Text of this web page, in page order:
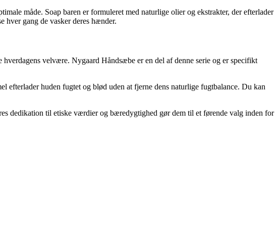
måde. Soap baren er formuleret med naturlige olier og ekstrakter, der efterlader
hver gang de vasker deres hænder.
velvære. Nygaard Håndsæbe er en del af denne serie og er specifikt
huden fugtet og blød uden at fjerne dens naturlige fugtbalance. Du kan
dedikation til etiske værdier og bæredygtighed gør dem til et førende valg inden for